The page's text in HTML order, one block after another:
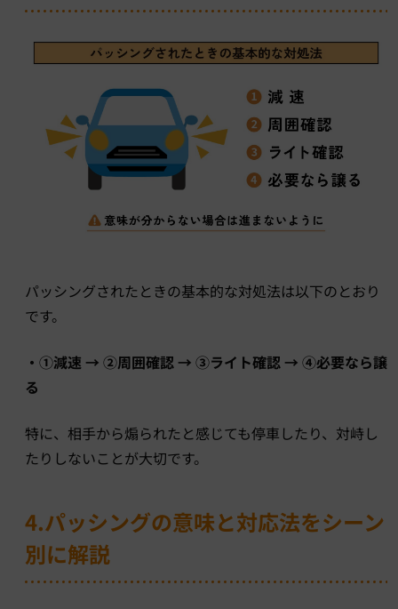
パッシングされたときの基本的な対処法は以下のとおり
です。
・①減速 → ②周囲確認 → ③ライト確認 → ④必要なら譲
る
特に、相手から煽られたと感じても停車したり、対峙し
たりしないことが大切です。
4.パッシングの意味と対応法をシーン
別に解説